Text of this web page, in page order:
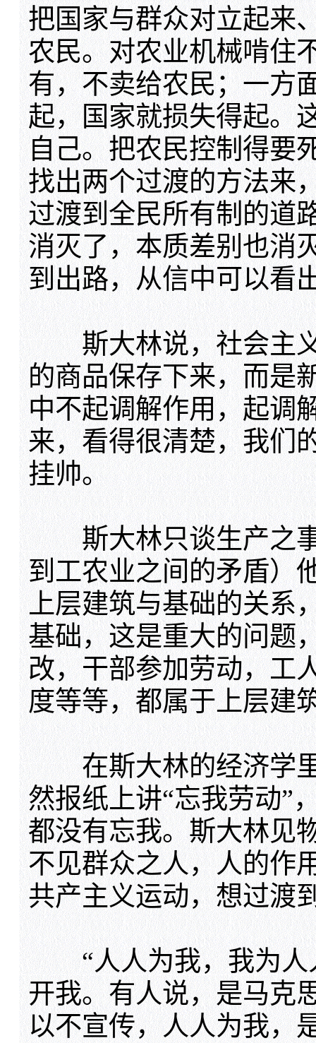
把国家与群众对立起来
农民。对农业机械啃住
有，不卖给农民；一方
起，国家就损失得起。
自己。把农民控制得要
找出两个过渡的方法来
过渡到全民所有制的道
消灭了，本质差别也消
到出路，从信中可以看
斯大林说，社会主义
的商品保存下来，而是
中不起调解作用，起调
来，看得很清楚，我们
挂帅。
斯大林只谈生产之事
到工农业之间的矛盾）
上层建筑与基础的关系
基础，这是重大的问题
改，干部参加劳动，工
度等等，都属于上层建
在斯大林的经济学里
然报纸上讲“忘我劳动”
都没有忘我。斯大林见
不见群众之人，人的作
共产主义运动，想过渡
“人人为我，我为人人
开我。有人说，是马克
以不宣传，人人为我，